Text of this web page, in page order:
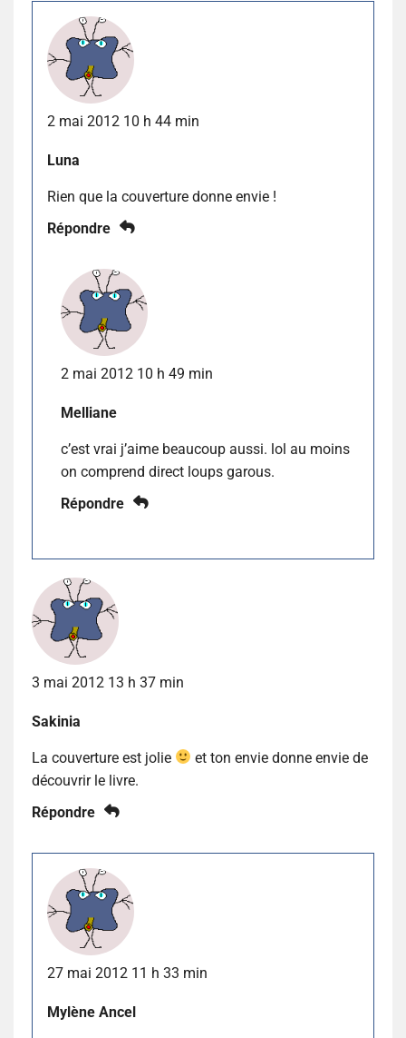
2 mai 2012 10 h 44 min
Luna
Rien que la couverture donne envie !
Répondre
2 mai 2012 10 h 49 min
Melliane
c’est vrai j’aime beaucoup aussi. lol au moins
on comprend direct loups garous.
Répondre
3 mai 2012 13 h 37 min
Sakinia
La couverture est jolie
et ton envie donne envie de
découvrir le livre.
Répondre
27 mai 2012 11 h 33 min
Mylène Ancel